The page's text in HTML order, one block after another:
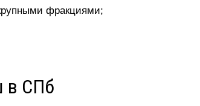
фракциями;
в СПб